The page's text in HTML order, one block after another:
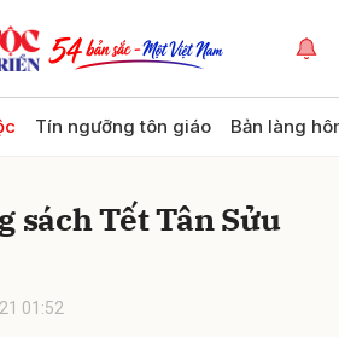
Tín ngưỡng tôn giáo Bản làng
sách Tết Tân Sửu
01:52